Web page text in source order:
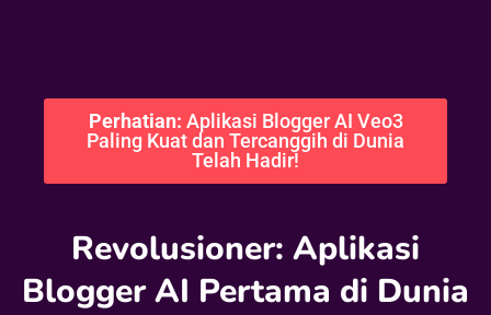
Perhatian: Aplikasi Blogger AI Veo3
Paling Kuat dan Tercanggih di Dunia
Telah Hadir!
Revolusioner: Aplikasi
Blogger AI Pertama di Dunia